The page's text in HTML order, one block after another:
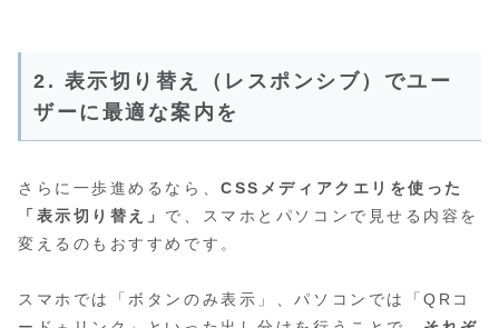
2. 表示切り替え（レスポンシブ）でユー
ザーに最適な案内を
さらに一歩進めるなら、CSSメディアクエリを使った
「表示切り替え」 で、スマホとパソコンで見せる内容を
変えるのもおすすめです。
スマホでは「ボタンのみ表示」、パソコンでは「QRコ